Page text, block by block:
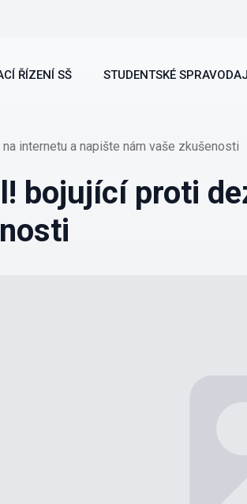
ŘÍZENÍ SŠ STUDENTSKÉ
internetu a napište nám vaše zkušenosti
bojující proti